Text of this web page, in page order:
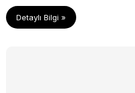
Detaylı Bilgi »